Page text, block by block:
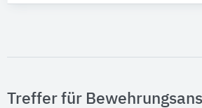
Treffer für